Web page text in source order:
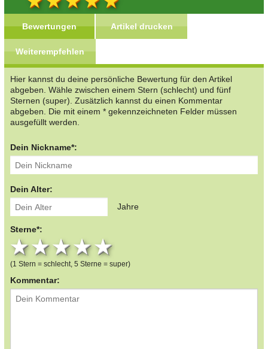
Bewertungen Artikel drucken
Weiterempfehlen
Hier kannst du deine persönliche Bewertung für den Artikel
abgeben. Wähle zwischen einem Stern (schlecht) und fünf
Sternen (super). Zusätzlich kannst du einen Kommentar
abgeben. Die mit einem * gekennzeichneten Felder müssen
ausgefüllt werden.
Dein Nickname*:
Dein Alter:
Jahre
Sterne*:
4 stars
3 stars
2 stars
1 star
(1 Stern = schlecht, 5 Sterne = super)
Kommentar: